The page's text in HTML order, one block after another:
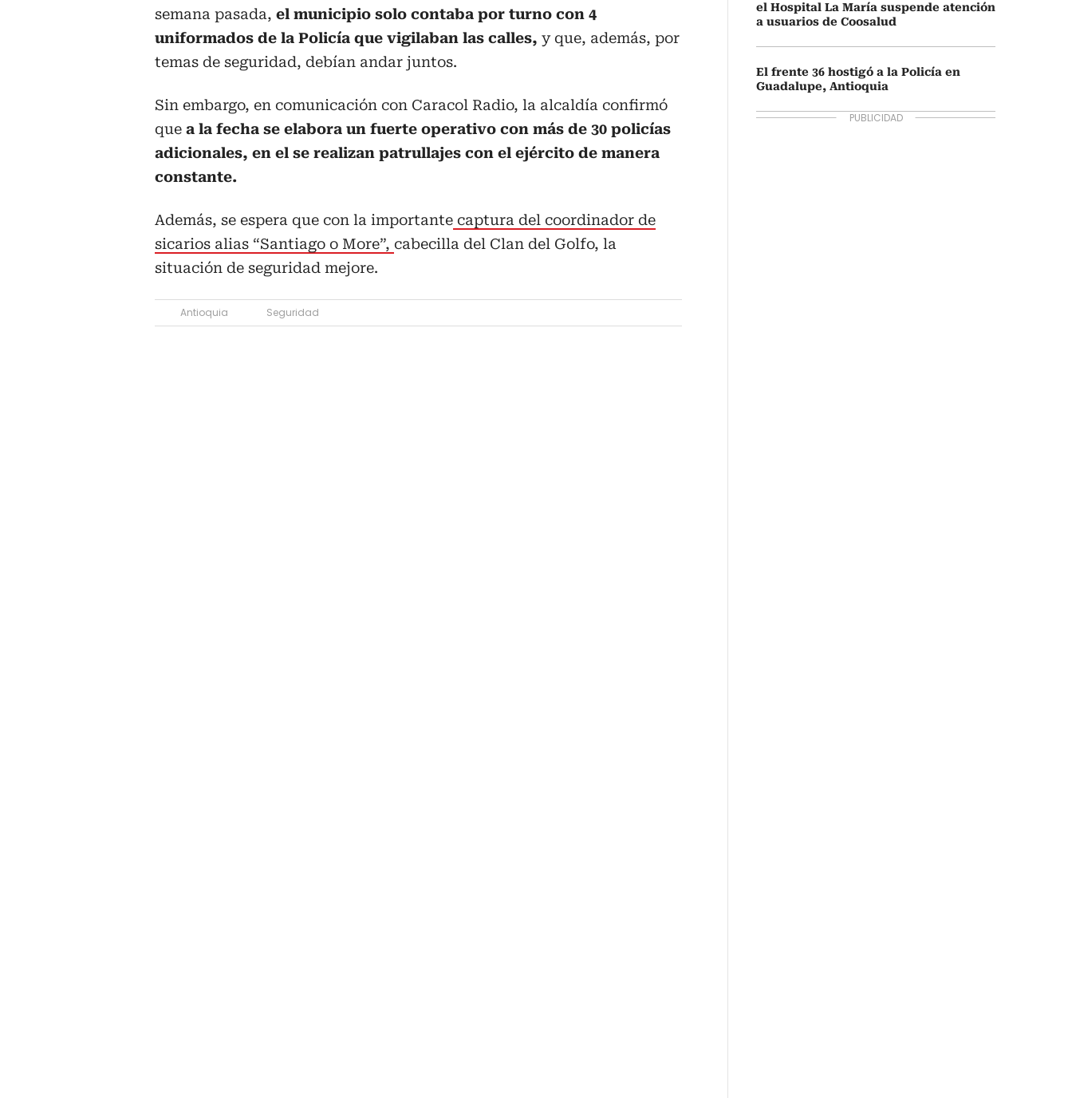
semana pasada, el municipio solo contaba por turno con 4
uniformados de la Policía que vigilaban las calles, y que, además, por
temas de seguridad, debían andar juntos.
Sin embargo, en comunicación con Caracol Radio, la alcaldía confirmó
que a la fecha se elabora un fuerte operativo con más de 30 policías
adicionales, en el se realizan patrullajes con el ejército de manera
constante.
Además, se espera que con la importante captura del coordinador de
sicarios alias “Santiago o More”, cabecilla del Clan del Golfo, la
situación de seguridad mejore.
Antioquia Seguridad
el Hospital La María suspende atención
a usuarios de Coosalud
El frente 36 hostigó a la Policía en
Guadalupe, Antioquia